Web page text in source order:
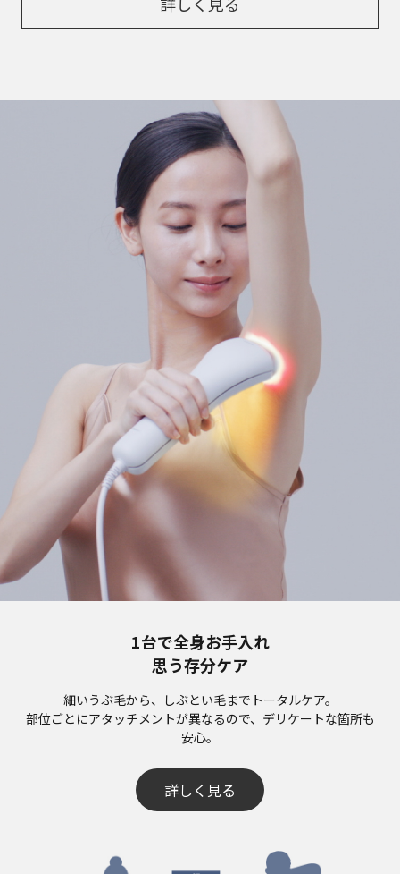
1台で全身お手入れ
思う存分ケア
細いうぶ毛から、しぶとい毛までトータルケア。
部位ごとにアタッチメントが異なるので、デリケートな箇所も
安心。
詳しく見る